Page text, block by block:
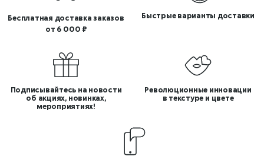
Бесплатная доставка заказов
от 6 000 ₽
Быстрые варианты доставки
Подписывайтесь на новости
об акциях, новинках,
мероприятиях!
Революционные инновации
в текстуре и цвете